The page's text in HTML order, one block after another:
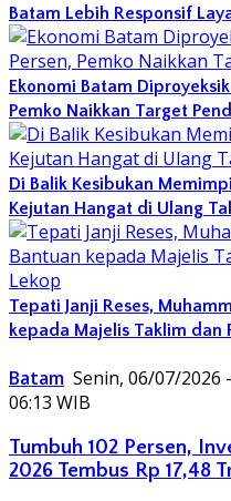
Batam Lebih Responsif
Ekonomi Batam
Pemko Naikkan Target
Di Balik Kesibukan
Kejutan Hangat di Ulang
Tepati Janji Reses,
kepada Majelis Taklim dan
Batam Senin, 06/07/2026
06:13 WIB
Tumbuh 102 Persen,
2026 Tembus Rp 17,48